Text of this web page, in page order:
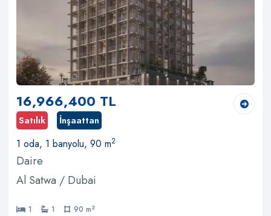
16,966,400 TL
Satılık İnşaattan
1 oda, 1 banyolu, 90 m2
Daire
Al Satwa / Dubai
1 1 90 m2